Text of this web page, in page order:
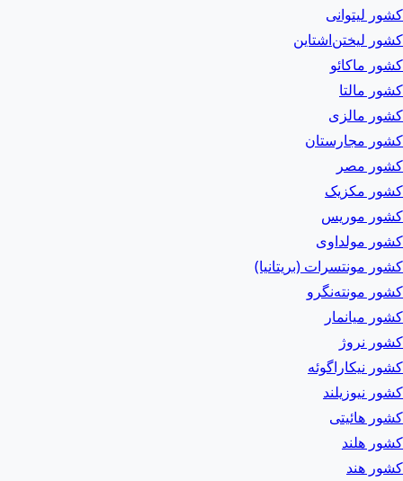
کشور لیتوانی
کشور لیختن‌اشتاین
کشور ماکائو
کشور مالتا
کشور مالزی
کشور مجارستان
کشور مصر
کشور مکزیک
کشور موریس
کشور مولداوی
کشور مونتسرات (بریتانیا)
کشور مونته‌نگرو
کشور میانمار
کشور نروژ
کشور نیکاراگوئه
کشور نیوزیلند
کشور هائیتی
کشور هلند
کشور هند